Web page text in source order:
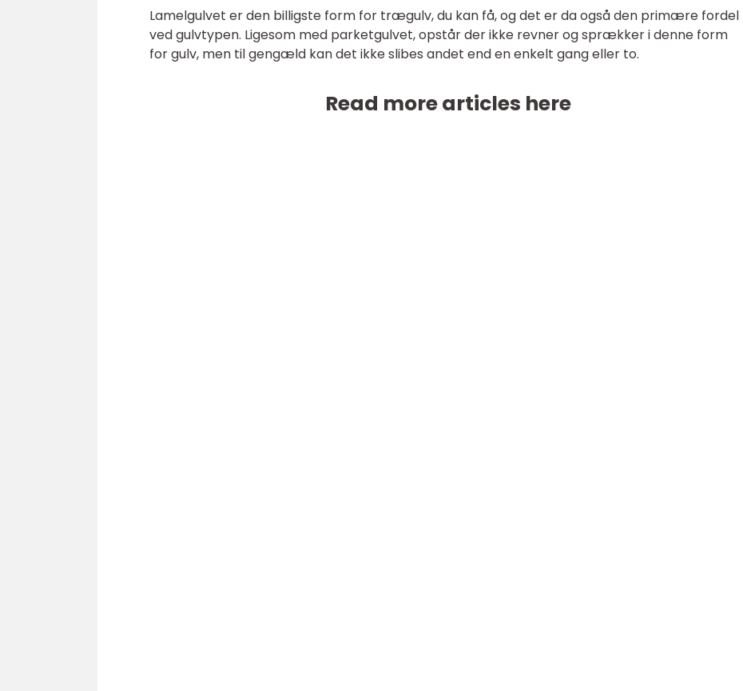
Lamelgulvet er den billigste form for trægulv, du kan få, og det er da også den primære fordel
ved gulvtypen. Ligesom med parketgulvet, opstår der ikke revner og sprækker i denne form
for gulv, men til gengæld kan det ikke slibes andet end en enkelt gang eller to.
Read more articles here